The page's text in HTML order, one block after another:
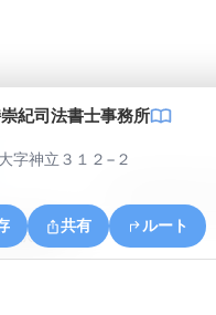
紀司法書士事務所
字神立３１２−２
共有 ルート
湯沢町神立